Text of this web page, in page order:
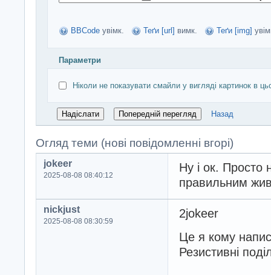
BBCode увімк. Теґи [url] вимк. Теґи [img]
Параметри
Ніколи не показувати смайли у вигляді картинок в
Назад
Огляд теми (нові повідомленні вгорі)
jokeer
2025-08-08 08:40:12
Ну і ок. Просто
правильним
nickjust
2025-08-08 08:30:59
2jokeer
Це я кому
Резистивні